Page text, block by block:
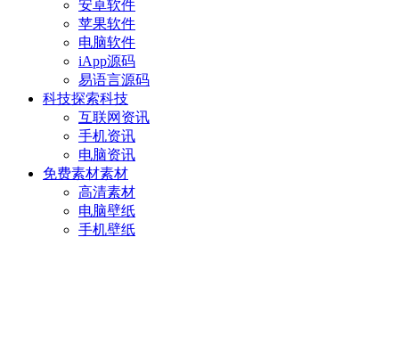
安卓软件
苹果软件
电脑软件
iApp源码
易语言源码
科技探索科技
互联网资讯
手机资讯
电脑资讯
免费素材素材
高清素材
电脑壁纸
手机壁纸